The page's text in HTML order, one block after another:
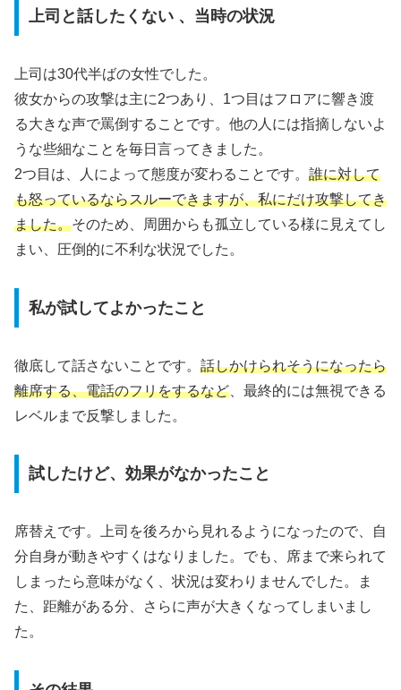
上司と話したくない 、当時の状況
上司は30代半ばの女性でした。
彼女からの攻撃は主に2つあり、1つ目はフロアに響き渡
る大きな声で罵倒することです。他の人には指摘しないよ
うな些細なことを毎日言ってきました。
2つ目は、人によって態度が変わることです。 誰に対して
も怒っているならスルーできますが、私にだけ攻撃してき
ました。そのため、周囲からも孤立している様に見えてし
まい、圧倒的に不利な状況でした。
私が試してよかったこと
徹底して話さないことです。 話しかけられそうになったら
離席する、電話のフリをするなど 、最終的には無視できる
レベルまで反撃しました。
試したけど、効果がなかったこと
席替えです。上司を後ろから見れるようになったので、自
分自身が動きやすくはなりました。でも、席まで来られて
しまったら意味がなく、状況は変わりませんでした。ま
た、距離がある分、さらに声が大きくなってしまいまし
た。